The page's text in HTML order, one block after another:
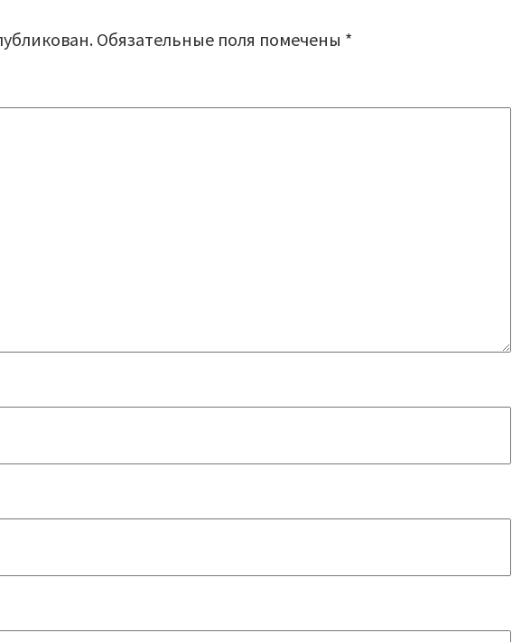
Обязательные поля помечены *